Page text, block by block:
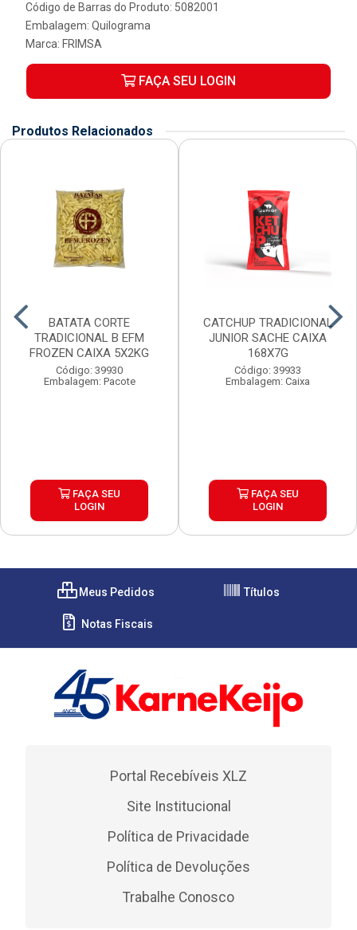
Código de Barras do Produto: 5082001
Embalagem: Quilograma
Marca: FRIMSA
FAÇA SEU LOGIN
Produtos Relacionados
BATATA CORTE
TRADICIONAL B EFM
FROZEN CAIXA 5X2KG
Código: 39930
Embalagem: Pacote
FAÇA SEU
LOGIN
CATCHUP TRADICIONAL
JUNIOR SACHE CAIXA
168X7G
Código: 39933
Embalagem: Caixa
FAÇA SEU
LOGIN
Meus Pedidos Títulos
Notas Fiscais
Portal Recebíveis XLZ
Site Institucional
Política de Privacidade
Política de Devoluções
Trabalhe Conosco